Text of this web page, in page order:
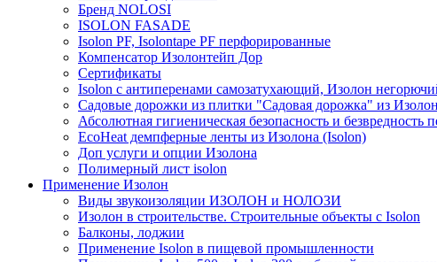
Бренд NOLOSI
ISOLON FASADE
Isolon PF, Isolontape PF перфорированные
Компенсатор Изолонтейп Дор
Сертификаты
Isolon с антиперенами самозатухающий, Изолон
Садовые дорожки из плитки "Садовая дорожка" из
Абсолютная гигиеническая безопасность и безвредность
EcoHeat демпферные ленты из Изолона (Isolon)
Доп услуги и опции Изолона
Полимерный лист isolon
Применение Изолон
Виды звукоизоляции ИЗОЛОН и НОЛОЗИ
Изолон в строительстве. Строительные объекты с Isolon
Балконы, лоджии
Применение Isolon в пищевой промышленности